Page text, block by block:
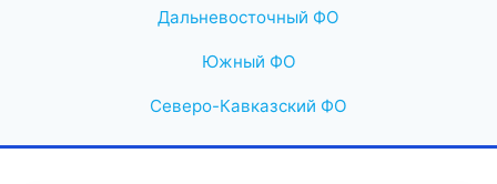
Дальневосточный ФО
Южный ФО
Северо-Кавказский ФО